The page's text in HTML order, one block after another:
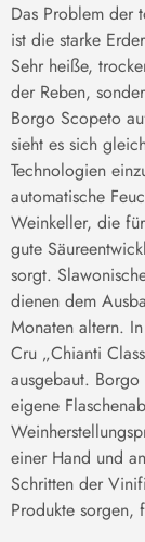
Das Problem der
ist die starke
Sehr heiße,
der Reben,
Borgo Scopeto
sieht es sich
Technologien
automatische
Weinkeller, die
gute
sorgt.
dienen dem
Monaten altern.
Cru „Chianti
ausgebaut.
eigene
einer Hand und
Schritten der
Produkte sorgen,